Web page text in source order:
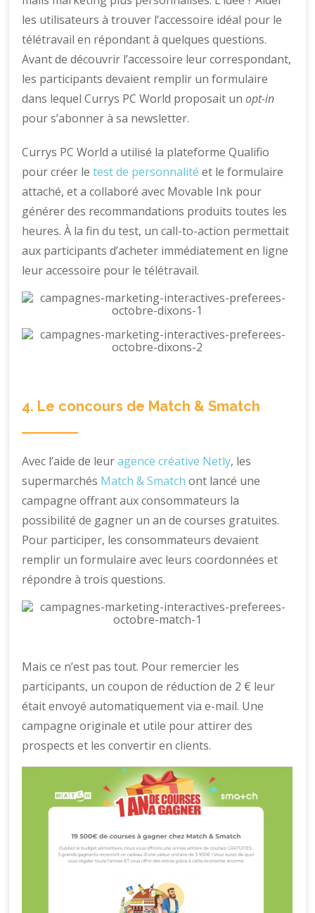
les utilisateurs à trouver l’accessoire idéal pour le
télétravail en répondant à quelques questions.
Avant de découvrir l’accessoire leur correspondant,
les participants devaient remplir un formulaire
dans lequel Currys PC World proposait unopt-in
pour s’abonner à sa newsletter.
Currys PC World a utilisé la plateforme Qualifio
pour créer letest de personnalité et le formulaire
attaché, et a collaboré avec Movable Ink pour
générer des recommandations produits toutes les
heures. À la fin du test, un call-to-action permettait
aux participants d’acheter immédiatement en ligne
leur accessoire pour le télétravail.
4. Le concours de Match & Smatch
Avec l’aide de leuragence créative Netly, les
supermarchés Match & Smatch ont lancé une
campagne offrant aux consommateurs la
possibilité de gagner un an de courses gratuites.
Pour participer, les consommateurs devaient
remplir un formulaire avec leurs coordonnées et
répondre à trois questions.
Mais ce n’est pas tout. Pour remercier les
participants, un coupon de réduction de 2 € leur
était envoyé automatiquement via e-mail. Une
campagne originale et utile pour attirer des
prospects et les convertir en clients.